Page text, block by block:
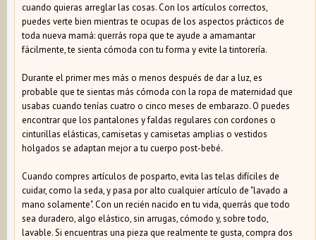
cuando quieras arreglar las cosas. Con los artículos correctos,
puedes verte bien mientras te ocupas de los aspectos prácticos de
toda nueva mamá: querrás ropa que te ayude a amamantar
fácilmente, te sienta cómoda con tu forma y evite la tintorería.
Durante el primer mes más o menos después de dar a luz, es
probable que te sientas más cómoda con la ropa de maternidad que
usabas cuando tenías cuatro o cinco meses de embarazo. O puedes
encontrar que los pantalones y faldas regulares con cordones o
cinturillas elásticas, camisetas y camisetas amplias o vestidos
holgados se adaptan mejor a tu cuerpo post-bebé.
Cuando compres artículos de posparto, evita las telas difíciles de
cuidar, como la seda, y pasa por alto cualquier artículo de "lavado a
mano solamente". Con un recién nacido en tu vida, querrás que todo
sea duradero, algo elástico, sin arrugas, cómodo y, sobre todo,
lavable. Si encuentras una pieza que realmente te gusta, compra dos